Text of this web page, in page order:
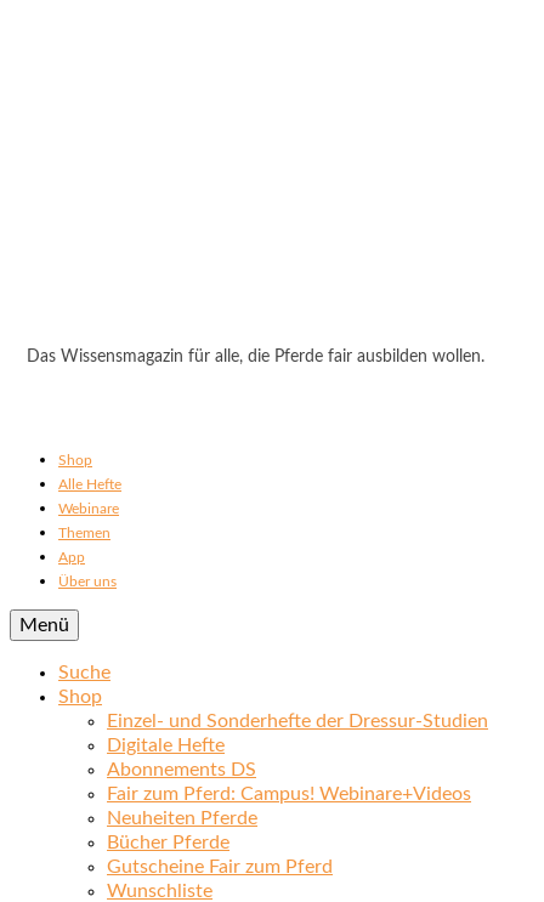
Das Wissensmagazin für alle, die Pferde fair ausbilden wollen.
Shop
Alle Hefte
Webinare
Themen
App
Über uns
Menü
Suche
Shop
Einzel- und Sonderhefte der Dressur-Studien
Digitale Hefte
Abonnements DS
Fair zum Pferd: Campus! Webinare+Videos
Neuheiten Pferde
Bücher Pferde
Gutscheine Fair zum Pferd
Wunschliste